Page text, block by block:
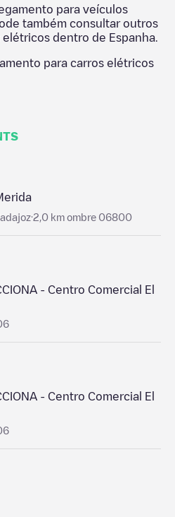
para veículos
também consultar outros
elétricos dentro de Espanha
para carros elétricos
km ombre 06800
- Centro Comercial El
- Centro Comercial El